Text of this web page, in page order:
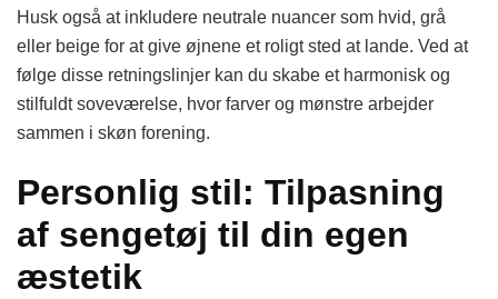
Husk også at inkludere neutrale nuancer som hvid, grå
eller beige for at give øjnene et roligt sted at lande. Ved at
følge disse retningslinjer kan du skabe et harmonisk og
stilfuldt soveværelse, hvor farver og mønstre arbejder
sammen i skøn forening.
Personlig stil: Tilpasning
af sengetøj til din egen
æstetik